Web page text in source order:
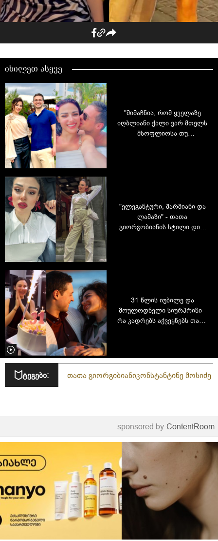
იხილეთ ასევე
"მიმაჩნია, რომ ყველაზე
იღბლიანი ქალი ვარ მთელს
მსოფლიოსა თუ
"ელეგანტური, შარმიანი და
ლამაზი" - თათა
გიორგობიანის სტილი დიდ
31 წლის იუბილე და
მოულოდნელი სიურპრიზი -
რა კადრებს აქვეყნებს თათა
ტეგები: თათა გიორგიბიანიკონსტანტინე მოსიძე
sponsored by ContentRoom